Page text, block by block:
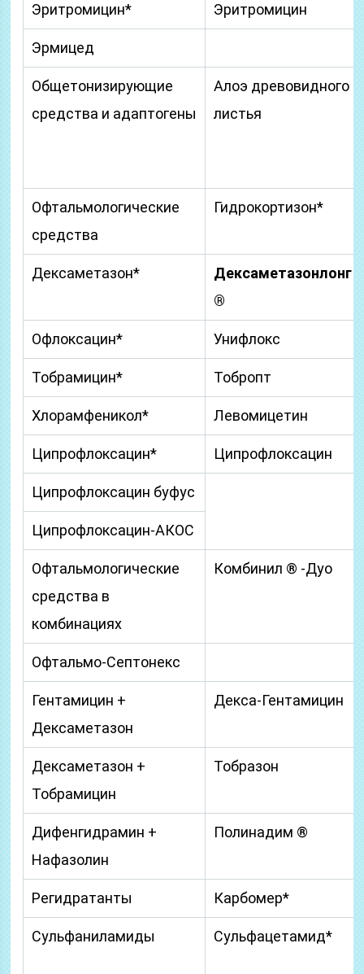
Эритромицин* Эритромицин
Эрмицед
Общетонизирующие
средства и адаптогены
Алоэ древовидного
листья
Офтальмологические
средства
Гидрокортизон*
Дексаметазон*
Дексаметазонлонг
®
Офлоксацин* Унифлокс
Тобрамицин* Тобропт
Хлорамфеникол* Левомицетин
Ципрофлоксацин* Ципрофлоксацин
Ципрофлоксацин буфус
Ципрофлоксацин-АКОС
Офтальмологические
средства в
комбинациях
Комбинил ® -Дуо
Офтальмо-Септонекс
Гентамицин +
Дексаметазон
Декса-Гентамицин
Дексаметазон +
Тобрамицин
Тобразон
Дифенгидрамин +
Нафазолин
Полинадим ®
Регидратанты Карбомер*
Сульфаниламиды Сульфацетамид*